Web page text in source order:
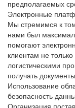
предполагаемых
Электронные
Мы стремимся к
нами был
помогают
клиентам не
логистическими
получать
Использование
безопасность
Организация